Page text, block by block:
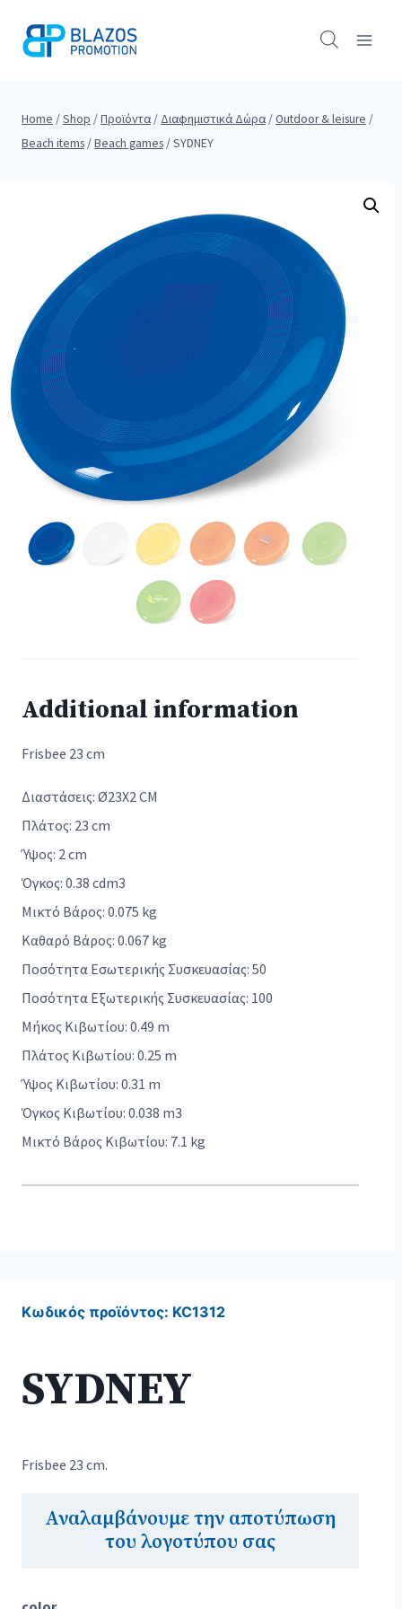
Home /Shop /Προϊόντα / Διαφημιστικά Δώρα /Outdoor & leisure /
Beach items /Beach games /SYDNEY
Additional information
Frisbee 23 cm
Διαστάσεις: Ø23X2 CM
Πλάτος: 23 cm
Ύψος: 2 cm
Όγκος: 0.38 cdm3
Μικτό Βάρος: 0.075 kg
Καθαρό Βάρος: 0.067 kg
Ποσότητα Εσωτερικής Συσκευασίας: 50
Ποσότητα Εξωτερικής Συσκευασίας: 100
Μήκος Κιβωτίου: 0.49 m
Πλάτος Κιβωτίου: 0.25 m
Ύψος Κιβωτίου: 0.31 m
Όγκος Κιβωτίου: 0.038 m3
Μικτό Βάρος Κιβωτίου: 7.1 kg
Κωδικός προϊόντος: KC1312
SYDNEY
Frisbee 23 cm.
Αναλαμβάνουμε την αποτύπωση
του λογοτύπου σας